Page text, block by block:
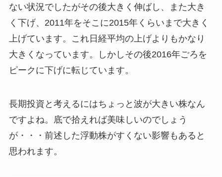
ない状況でしたがその後大きく伸ばし、また大き
く下げ、2011年をそこに2015年くらいまで大きく
上げています。これ日経平均の上げよりもかなり
大きくなっています。しかしその後2016年ごろを
ピークに下げに転じています。
長期投資と考えるにはちょっと波が大きい株なん
ですよね。底で拾えれば美味しいのでしょう
が・・・前述した浮動株がすくない影響もあると
思われます。